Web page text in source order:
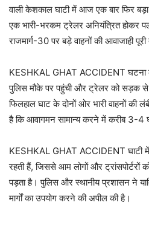
वाली केशकाल घाटी में आज एक बार फिर बड़ा
एक भारी-भरकम ट्रेलर अनियंत्रित होकर
राजमार्ग-30 पर बड़े वाहनों की आवाजाही
KESHKAL GHAT ACCIDENT घटना
पुलिस मौके पर पहुंची और ट्रेलर को सड़क से
फिलहाल घाट के दोनों ओर भारी वाहनों की
है कि आवागमन सामान्य करने में करीब 3-
KESHKAL GHAT ACCIDENT घाटी
रहती हैं, जिससे आम लोगों और ट्रांसपोर्टरों
पड़ता है। पुलिस और स्थानीय प्रशासन ने
मार्गों का उपयोग करने की अपील की है।